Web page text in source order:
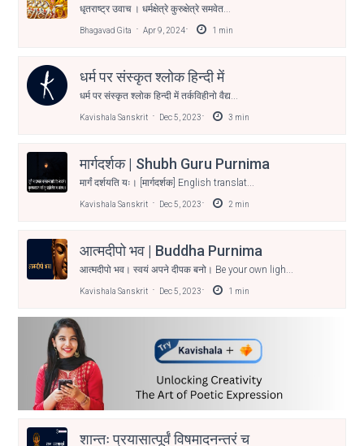
धृतराष्ट्र उवाच । धर्मक्षेत्रे कुरुक्षेत्रे समवेत...
Bhagavad Gita Apr 9, 2024 1 min
धर्म पर संस्कृत श्लोक हिन्दी में
धर्म पर संस्कृत श्लोक हिन्दी में तर्कविहीनो वैद्य...
Kavishala Sanskrit Dec 5, 2023 3 min
मार्गदर्शक | Shubh Guru Purnima
मार्गं दर्शयति यः। [मार्गदर्शक] English translat...
Kavishala Sanskrit Dec 5, 2023 2 min
आत्मदीपो भव | Buddha Purnima
आत्मदीपो भव। स्वयं अपने दीपक बनो। Be your own ligh...
Kavishala Sanskrit Dec 5, 2023 1 min
शान्तः प्रयासात्पूर्वं विषमादनन्तरं च